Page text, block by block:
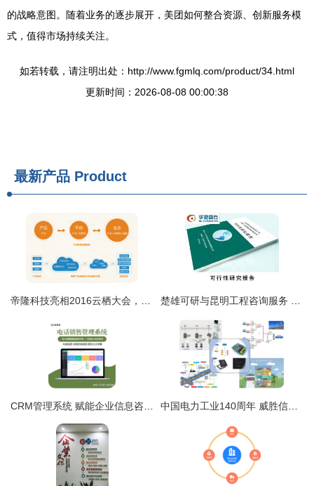
的战略意图。随着业务的逐步展开，美团如何整合资源、创新服务模
式，值得市场持续关注。
如若转载，请注明出处：http://www.fgmlq.com/product/34.html
更新时间：2026-08-08 00:00:38
最新产品 Product